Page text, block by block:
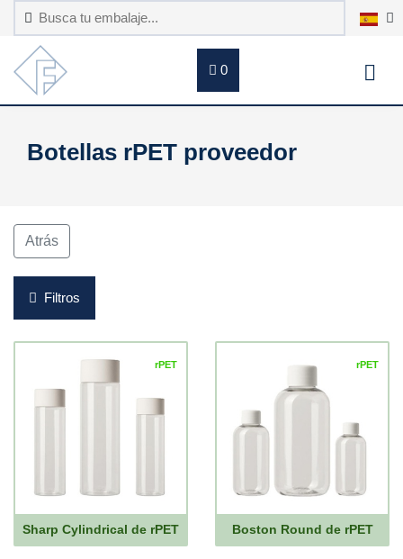
0
Botellas rPET proveedor
Atrás
Filtros
rPET
Sharp Cylindrical de rPET
rPET
Boston Round de rPET